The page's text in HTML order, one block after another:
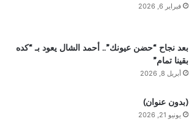
فبراير 6, 2026
بعد نجاح “حضن عيونك”.. أحمد الشال يعود بـ “كده
بقينا تمام”
أبريل 8, 2026
(بدون عنوان)
يونيو 21, 2026